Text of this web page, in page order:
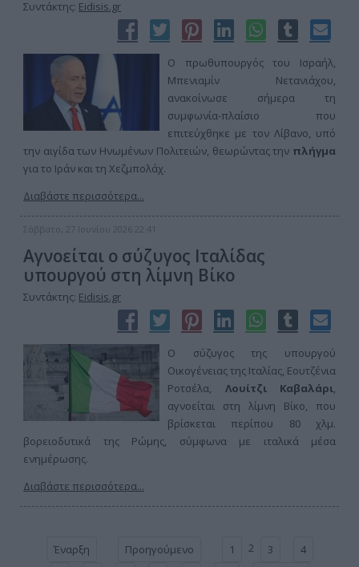
Συντάκτης: Eidisis.gr
Ο πρωθυπουργός του Ισραήλ,
Μπενιαμίν Νετανιάχου,
ανακοίνωσε σήμερα τη
συμφωνία-πλαίσιο που
επιτεύχθηκε με τον Λίβανο, υπό
την αιγίδα των Ηνωμένων Πολιτειών, θεωρώντας την πλήγμα
για το Ιράν και τη Χεζμπολάχ.
Διαβάστε περισσότερα...
Σάββατο, 27 Ιουνίου 2026 22:41
Αγνοείται ο σύζυγος Ιταλίδας
υπουργού στη λίμνη Βίκο
Συντάκτης: Eidisis.gr
Ο σύζυγος της υπουργού
Οικογένειας της Ιταλίας, Εουτζένια
Ροτσέλα, Λουίτζι Καβαλάρι,
αγνοείται στη λίμνη Βίκο, που
βρίσκεται περίπου 80 χλμ.
βορειοδυτικά της Ρώμης, σύμφωνα με ιταλικά μέσα
ενημέρωσης.
Διαβάστε περισσότερα...
Έναρξη Προηγούμενο 1 2 3
4